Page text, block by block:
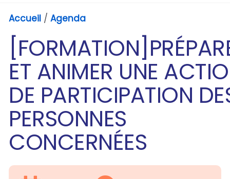
Accueil / Agenda
ET ANIMER UNE
DE PARTICIPATION
PERSONNES
CONCERNÉES